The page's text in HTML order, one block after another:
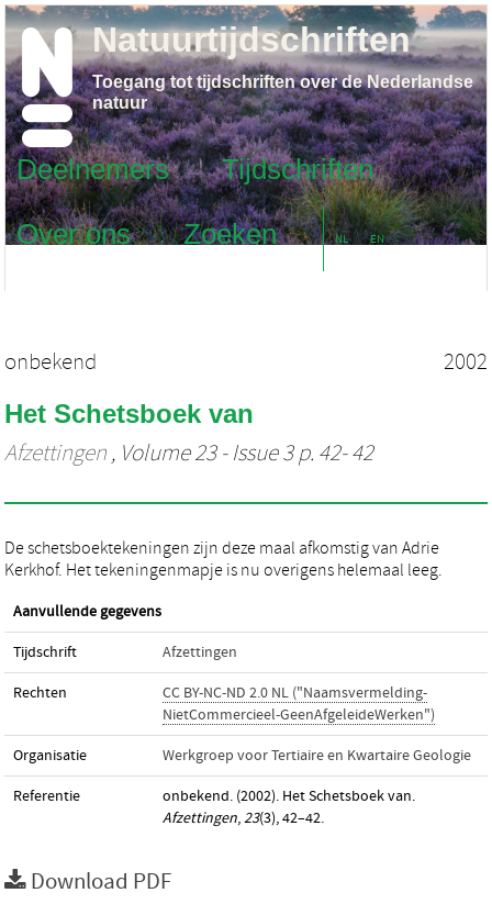
Deelnemers
Tijdschriften
Over ons
Zoeken NL EN
Natuurtijdschriften
Toegang tot tijdschriften over de Nederlandse
natuur
onbekend 2002
Het Schetsboek van
Afzettingen , Volume 23 - Issue 3 p. 42- 42
De schetsboektekeningen zijn deze maal afkomstig van Adrie
Kerkhof. Het tekeningenmapje is nu overigens helemaal leeg.
Aanvullende gegevens
Tijdschrift Afzettingen
Rechten
CC BY-NC-ND 2.0 NL ("Naamsvermelding-
NietCommercieel-GeenAfgeleideWerken")
Organisatie Werkgroep voor Tertiaire en Kwartaire Geologie
Referentie
onbekend. (2002). Het Schetsboek van.
Afzettingen,23(3), 42–42.
Download PDF